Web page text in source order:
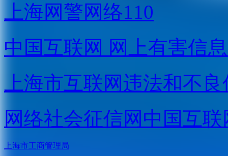
上海网警网络110
中国互联网 网上有害信
上海市互联网违法和不
网络社会征信网 中国互
上海市工商管理局